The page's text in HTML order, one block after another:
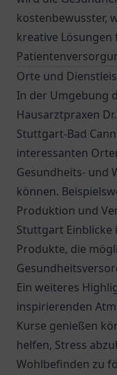
kostenbewusster,
kreative
Orte und
In der Umgebung
Hausarztpraxen
Stuttgart-Bad
interessanten
Gesundheits- und
können.
Produktion und
Stuttgart Einblicke
Produkte, die
Ein weiteres
inspirierenden
Kurse genießen
helfen, Stress
Wohlbefinden zu